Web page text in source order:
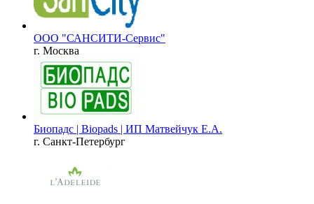
ООО "САНСИТИ-Сервис"
г. Москва
Биопадс | Biopads | ИП Матвейчук Е.А.
г. Санкт-Петербург